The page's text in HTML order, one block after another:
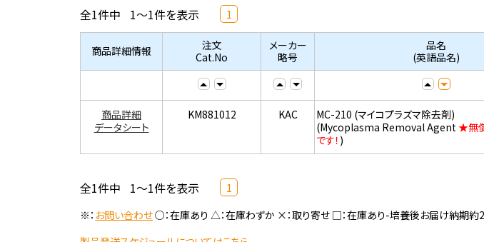
全1件中 1～1件を表示 1
商品詳細情報
注文
Cat.No
メーカー
略号
品名
(英語品名)
商品詳細
データシート
KM881012 KAC
MC-210 (マイコプラズマ除去剤)
(Mycoplasma Removal Agent★無
です！ )
全1件中 1～1件を表示 1
※： お問い合わせ○：在庫あり △：在庫わずか ×：取り寄せ □：在庫あり-培養後お届け納期約2